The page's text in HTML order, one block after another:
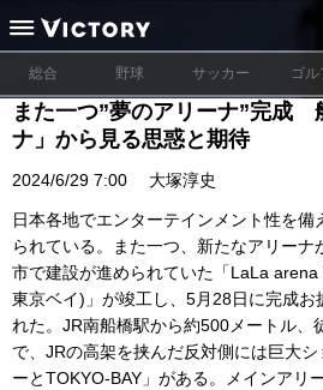
総合 野球 サッカー ゴル
また一つ”夢のアリーナ”完成
ナ」から見る思惑と期待
2024/6/29 7:00 大塚淳史
日本各地でエンターテインメント性を備
られている。また一つ、新たなアリー
市で建設が進められていた「LaLa
東京ベイ)」が竣工し、5月28日に完成お
れた。JR南船橋駅から約500メートル、
で、JRの高架を挟んだ反対側には巨大
ーとTOKYO-BAY」がある。メインアリ